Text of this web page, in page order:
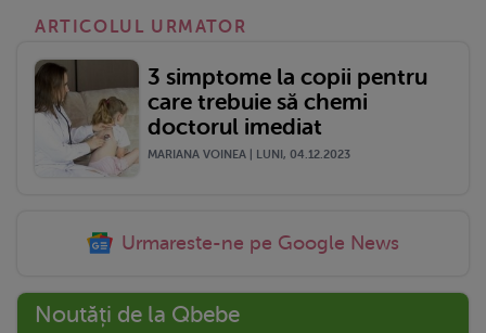
ARTICOLUL URMATOR
3 simptome la copii pentru
care trebuie să chemi
doctorul imediat
MARIANA VOINEA | LUNI, 04.12.2023
Urmareste-ne pe Google News
Noutăți de la Qbebe